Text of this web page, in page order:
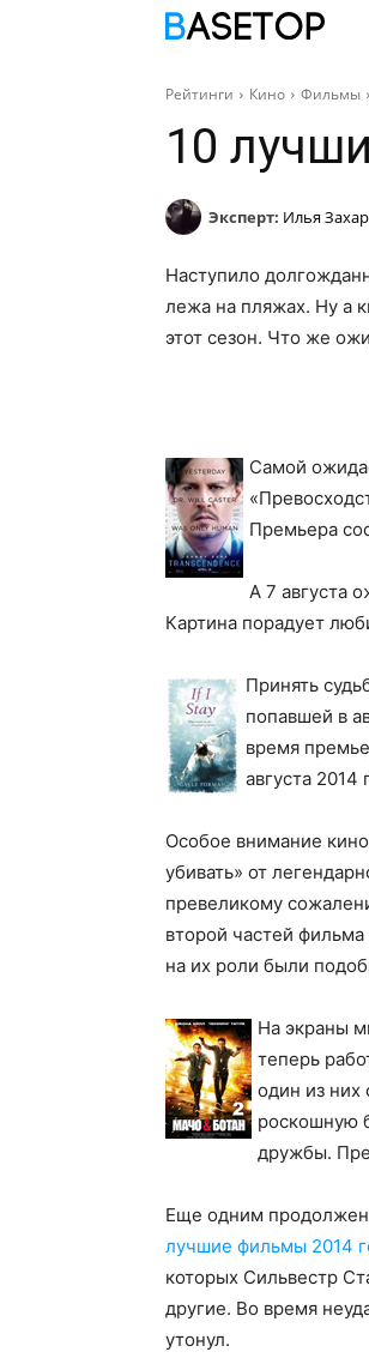
Рейтинги Кино Фильмы
10
Эксперт: Илья
Наступило
лежа на пляжах. Ну а
этот сезон. Что же
Самой
Премьера
А 7 августа
Картина порадует
Принять
попавшей в
время
августа 2014
Особое внимание
убивать» от
превеликому
второй частей
на их роли были
На экраны
теперь
один из них
роскошную
дружбы.
Еще одним
лучшие фильмы 2014
которых Сильвестр
другие. Во время
утонул.